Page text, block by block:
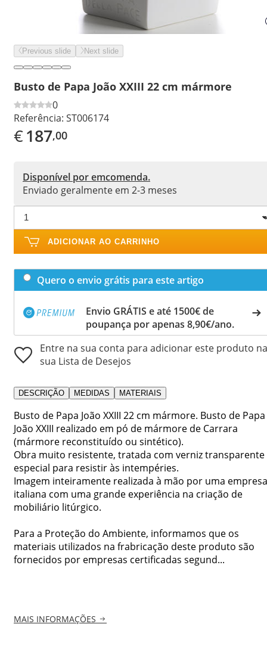
Previous slide Next slide
Busto de Papa João XXIII 22 cm mármore
0
Referência: ST006174
€187,00
Disponível por emcomenda.
Enviado geralmente em 2-3 meses
ADICIONAR AO CARRINHO
Quero o envio grátis para este artigo
Envio GRÁTIS e até 1500€ de
poupança por apenas 8,90€/ano.
Entre na sua conta para adicionar este produto na
sua Lista de Desejos
DESCRIÇÃO MEDIDAS MATERIAIS
Busto de Papa João XXIII 22 cm mármore. Busto de Papa
João XXIII realizado em pó de mármore de Carrara
(mármore reconstituído ou sintético).
Obra muito resistente, tratada com verniz transparente
especial para resistir às intempéries.
Imagem inteiramente realizada à mão por uma empresa
italiana com uma grande experiência na criação de
mobiliário litúrgico.
Para a Proteção do Ambiente, informamos que os
materiais utilizados na frabricação deste produto são
fornecidos por empresas certificadas segund...
MAIS INFORMAÇÕES